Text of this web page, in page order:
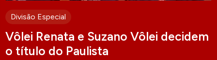
Divisão Especial
Vôlei Renata e Suzano Vôlei decidem
o título do Paulista